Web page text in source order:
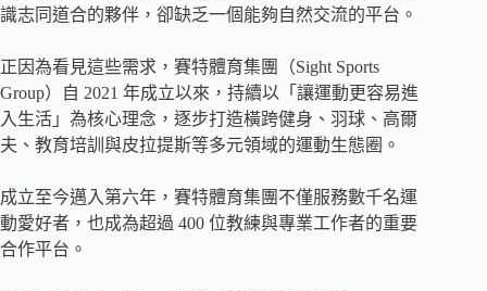
識志同道合的夥伴，卻缺乏一個能夠自然交流的平台。
正因為看見這些需求，賽特體育集團（Sight Sports
Group）自 2021 年成立以來，持續以「讓運動更容易進
入生活」為核心理念，逐步打造橫跨健身、羽球、高爾
夫、教育培訓與皮拉提斯等多元領域的運動生態圈。
成立至今邁入第六年，賽特體育集團不僅服務數千名運
動愛好者，也成為超過 400 位教練與專業工作者的重要
合作平台。